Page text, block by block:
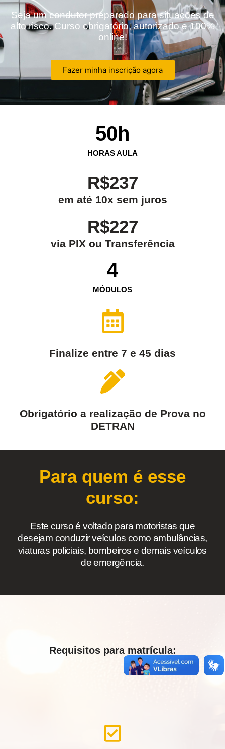
Seja um condutor preparado para situações de
alto risco. Curso obrigatório, autorizado e 100%
online!
Fazer minha inscrição agora
HORAS AULA
50h
R$237
em até 10x sem juros
R$227
via PIX ou Transferência
MÓDULOS
4
Finalize entre 7 e 45 dias
Obrigatório a realização de Prova no
DETRAN
Para quem é esse
curso:
Este curso é voltado para motoristas que
desejam conduzir veículos como ambulâncias,
viaturas policiais, bombeiros e demais veículos
de emergência.
Requisitos para matrícula: